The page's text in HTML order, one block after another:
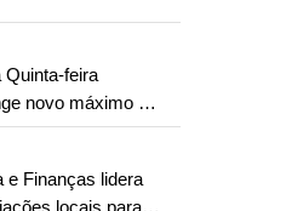
Quinta-feira
novo máximo em
e Finanças lidera